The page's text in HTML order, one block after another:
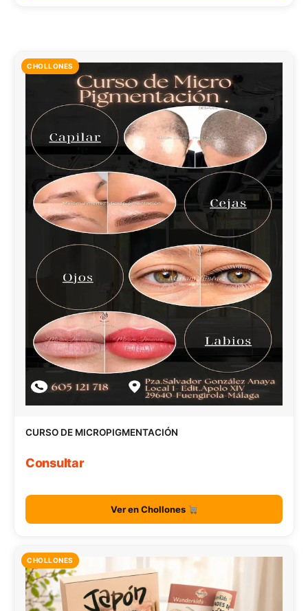
CHOLLONES
CURSO DE MICROPIGMENTACIÓN
Consultar
Ver en Chollones
CHOLLONES